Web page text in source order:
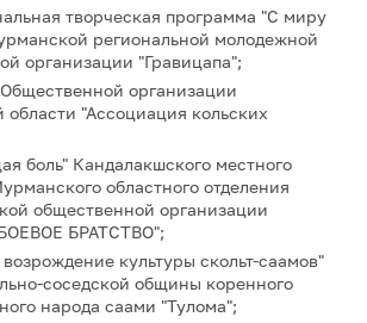
творческая программа "С миру
региональной молодежной
организации "Гравицапа";
организации
"Ассоциация кольских
боль" Кандалакшского местного
областного отделения
общественной организации
БРАТСТВО";
культуры скольт-саамов"
соседской общины коренного
народа саами "Тулома";